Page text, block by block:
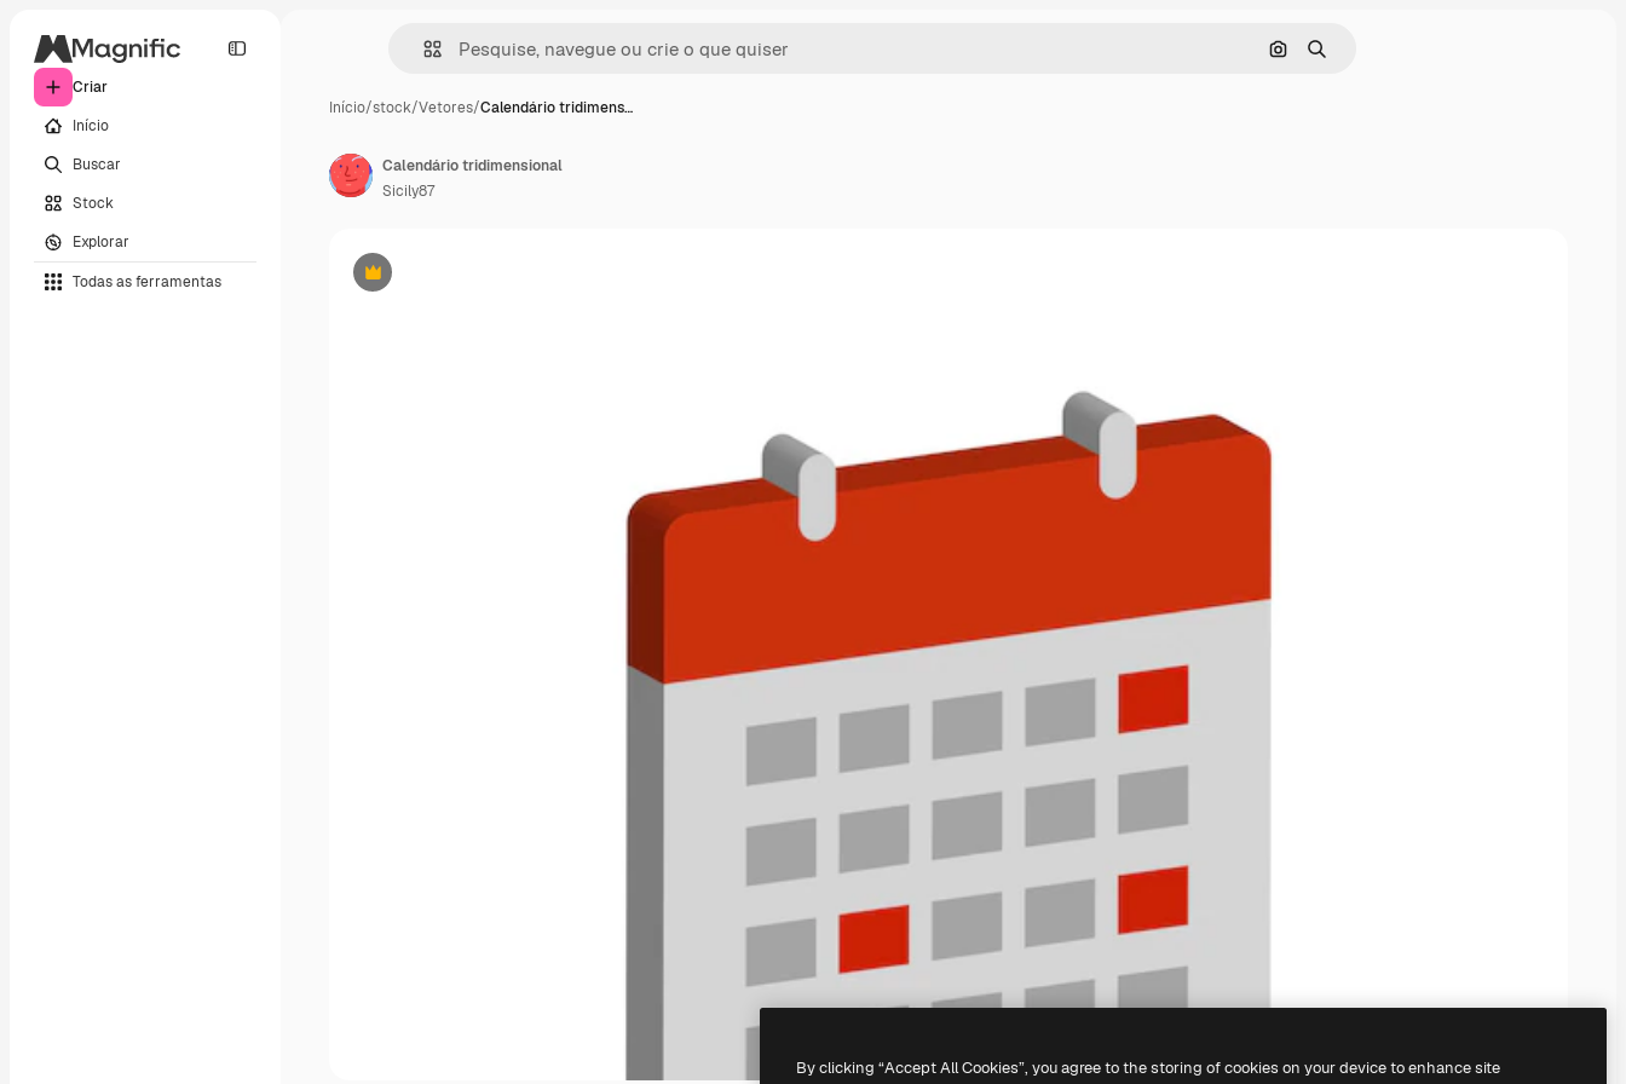
Criar
Início
Buscar
Stock
Explorar
Todas as ferramentas
Pesquisar por imagem
Buscar
Início/stock/Vetores/Calendário tridimens…
Premium
Calendário tridimensional
Sicily87
By clicking “Accept All Cookies”, you agree to the storing of cookies on your device to enhance site